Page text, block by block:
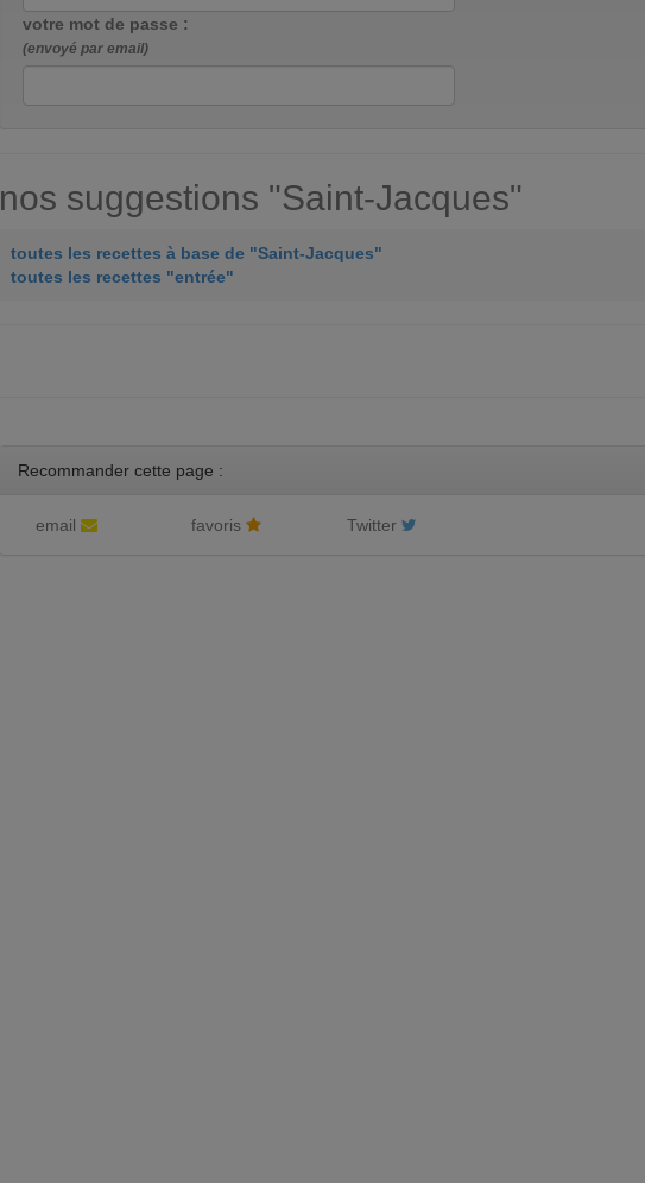
votre mot de passe :
(envoyé par email)
nos suggestions "Saint-Jacques"
toutes les recettes à base de "Saint-Jacques"
toutes les recettes "entrée"
Recommander cette page :
email favoris Twitter